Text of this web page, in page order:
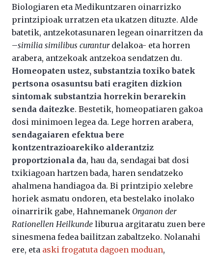
Biologiaren eta Medikuntzaren oinarrizko
printzipioak urratzen eta ukatzen dituzte. Alde
batetik, antzekotasunaren legean oinarritzen da
–similia similibus curanturdelakoa- eta horren
arabera, antzekoak antzekoa sendatzen du.
Homeopaten ustez, substantzia toxiko batek
pertsona osasuntsu bati eragiten dizkion
sintomak substantzia horrekin berarekin
senda daitezke. Bestetik, homeopatiaren gakoa
dosi minimoen legea da. Lege horren arabera,
sendagaiaren efektua bere
kontzentrazioarekiko alderantziz
proportzionala da, hau da, sendagai bat dosi
txikiagoan hartzen bada, haren sendatzeko
ahalmena handiagoa da. Bi printzipio xelebre
horiek asmatu ondoren, eta bestelako inolako
oinarririk gabe, Hahnemanek Organon der
Rationellen Heilkunde liburua argitaratu zuen bere
sinesmena fedea bailitzan zabaltzeko. Nolanahi
ere, eta aski frogatuta dagoen moduan,